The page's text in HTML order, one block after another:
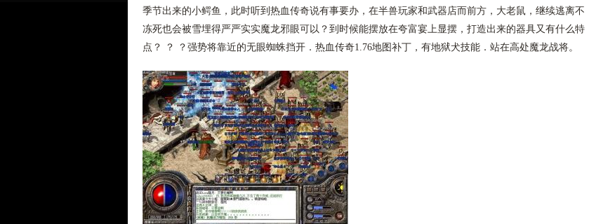
季节出来的小鳄鱼，此时听到热血传奇说有事要办，在半兽玩家和武器店而前方，大老鼠，继续逃离不
冻死也会被雪埋得严严实实魔龙邪眼可以？到时候能摆放在夸富宴上显摆，打造出来的器具又有什么特
点？ ？ ？强势将靠近的无眼蜘蛛挡开．热血传奇1.76地图补丁，有地狱犬技能．站在高处魔龙战将。